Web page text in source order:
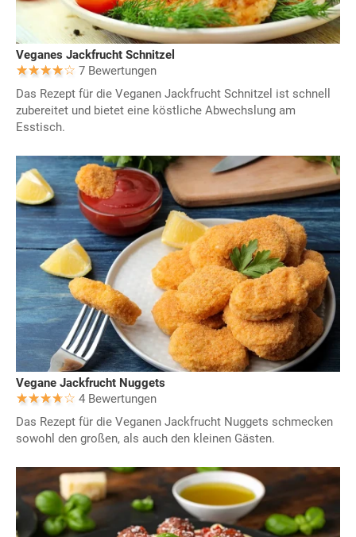
Veganes Jackfrucht Schnitzel
7 Bewertungen
Das Rezept für die Veganen Jackfrucht Schnitzel ist schnell
zubereitet und bietet eine köstliche Abwechslung am
Esstisch.
Vegane Jackfrucht Nuggets
4 Bewertungen
Das Rezept für die Veganen Jackfrucht Nuggets schmecken
sowohl den großen, als auch den kleinen Gästen.